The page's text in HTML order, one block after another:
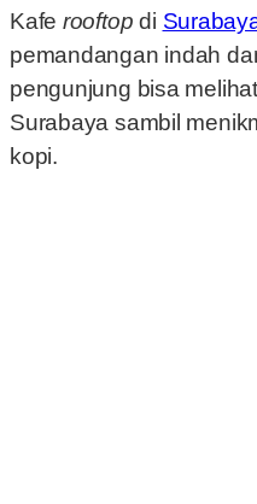
Kafe rooftopdi
pemandangan indah
pengunjung bisa
Surabaya sambil
kopi.